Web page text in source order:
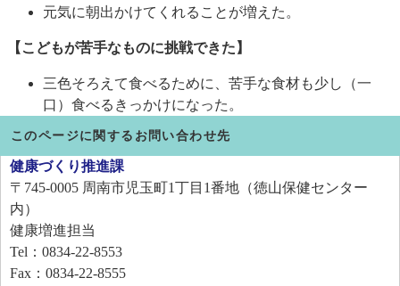
元気に朝出かけてくれることが増えた。
【こどもが苦手なものに挑戦できた】
三色そろえて食べるために、苦手な食材も少し（一
口）食べるきっかけになった。
このページに関するお問い合わせ先
健康づくり推進課
〒745-0005 周南市児玉町1丁目1番地（徳山保健センター
内）
健康増進担当
Tel：0834-22-8553
Fax：0834-22-8555